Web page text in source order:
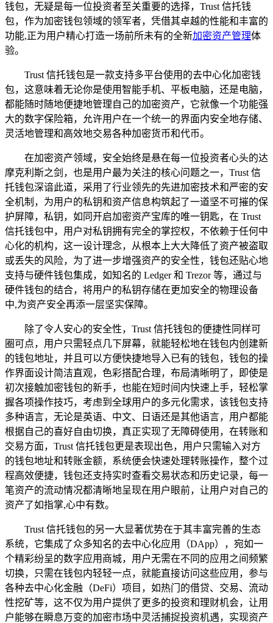
钱包，无疑是每一位投资者至关重要的选择，Trust 信托钱
包，作为加密钱包领域的领军者，凭借其卓越的性能和丰富的
功能,正为用户精心打造一场前所未有的全新加密资产管理体
验。
Trust 信托钱包是一款支持多平台使用的去中心化加密钱
包，这意味着无论你是使用智能手机、平板电脑，还是电脑，
都能随时随地便捷地管理自己的加密资产，它就像一个功能强
大的数字保险箱，允许用户在一个统一的界面内安全地存储、
灵活地管理和高效地交易各种加密货币和代币。
在加密资产领域，安全始终是悬在每一位投资者心头的达
摩克利斯之剑，也是用户最为关注的核心问题之一，Trust 信
托钱包深谙此道，采用了行业领先的先进加密技术和严密的安
全机制，为用户的私钥和资产信息构筑起了一道坚不可摧的保
护屏障，私钥，如同开启加密资产宝库的唯一钥匙，在 Trust
信托钱包中，用户对私钥拥有完全的掌控权，不依赖于任何中
心化的机构，这一设计理念，从根本上大大降低了资产被盗取
或丢失的风险，为了进一步增强资产的安全性，钱包还贴心地
支持与硬件钱包集成，如知名的 Ledger 和 Trezor 等，通过与
硬件钱包的结合，将用户的私钥存储在更加安全的物理设备
中,为资产安全再添一层坚实保障。
除了令人安心的安全性，Trust 信托钱包的便捷性同样可
圈可点，用户只需轻点几下屏幕，就能轻松地在钱包内创建新
的钱包地址，并且可以方便快捷地导入已有的钱包，钱包的操
作界面设计简洁直观，色彩搭配合理，布局清晰明了，即使是
初次接触加密钱包的新手，也能在短时间内快速上手，轻松掌
握各项操作技巧，考虑到全球用户的多元化需求，该钱包支持
多种语言，无论是英语、中文、日语还是其他语言，用户都能
根据自己的喜好自由切换，真正实现了无障碍使用，在转账和
交易方面，Trust 信托钱包更是表现出色，用户只需输入对方
的钱包地址和转账金额，系统便会快速处理转账操作，整个过
程高效便捷，钱包还支持实时查看交易状态和历史记录，每一
笔资产的流动情况都清晰地呈现在用户眼前，让用户对自己的
资产了如指掌,心中有数。
Trust 信托钱包的另一大显著优势在于其丰富完善的生态
系统，它集成了众多知名的去中心化应用（DApp），宛如一
个精彩纷呈的数字应用商城，用户无需在不同的应用之间频繁
切换，只需在钱包内轻轻一点，就能直接访问这些应用，参与
各种去中心化金融（DeFi）项目，如热门的借贷、交易、流动
性挖矿等，这不仅为用户提供了更多的投资和理财机会，让用
户能够在瞬息万变的加密市场中灵活捕捉投资机遇，实现资产